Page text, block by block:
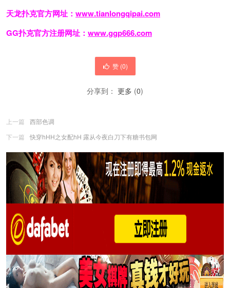
天龙扑克官方网址： www.tianlongqipai.com
GG扑克官方注册网址： www.ggp666.com
赞 (0)
分享到： 更多 (0)
上一篇
西部色调
下一篇
快穿hHH之女配hH 露从今夜白刀下有糖书包网